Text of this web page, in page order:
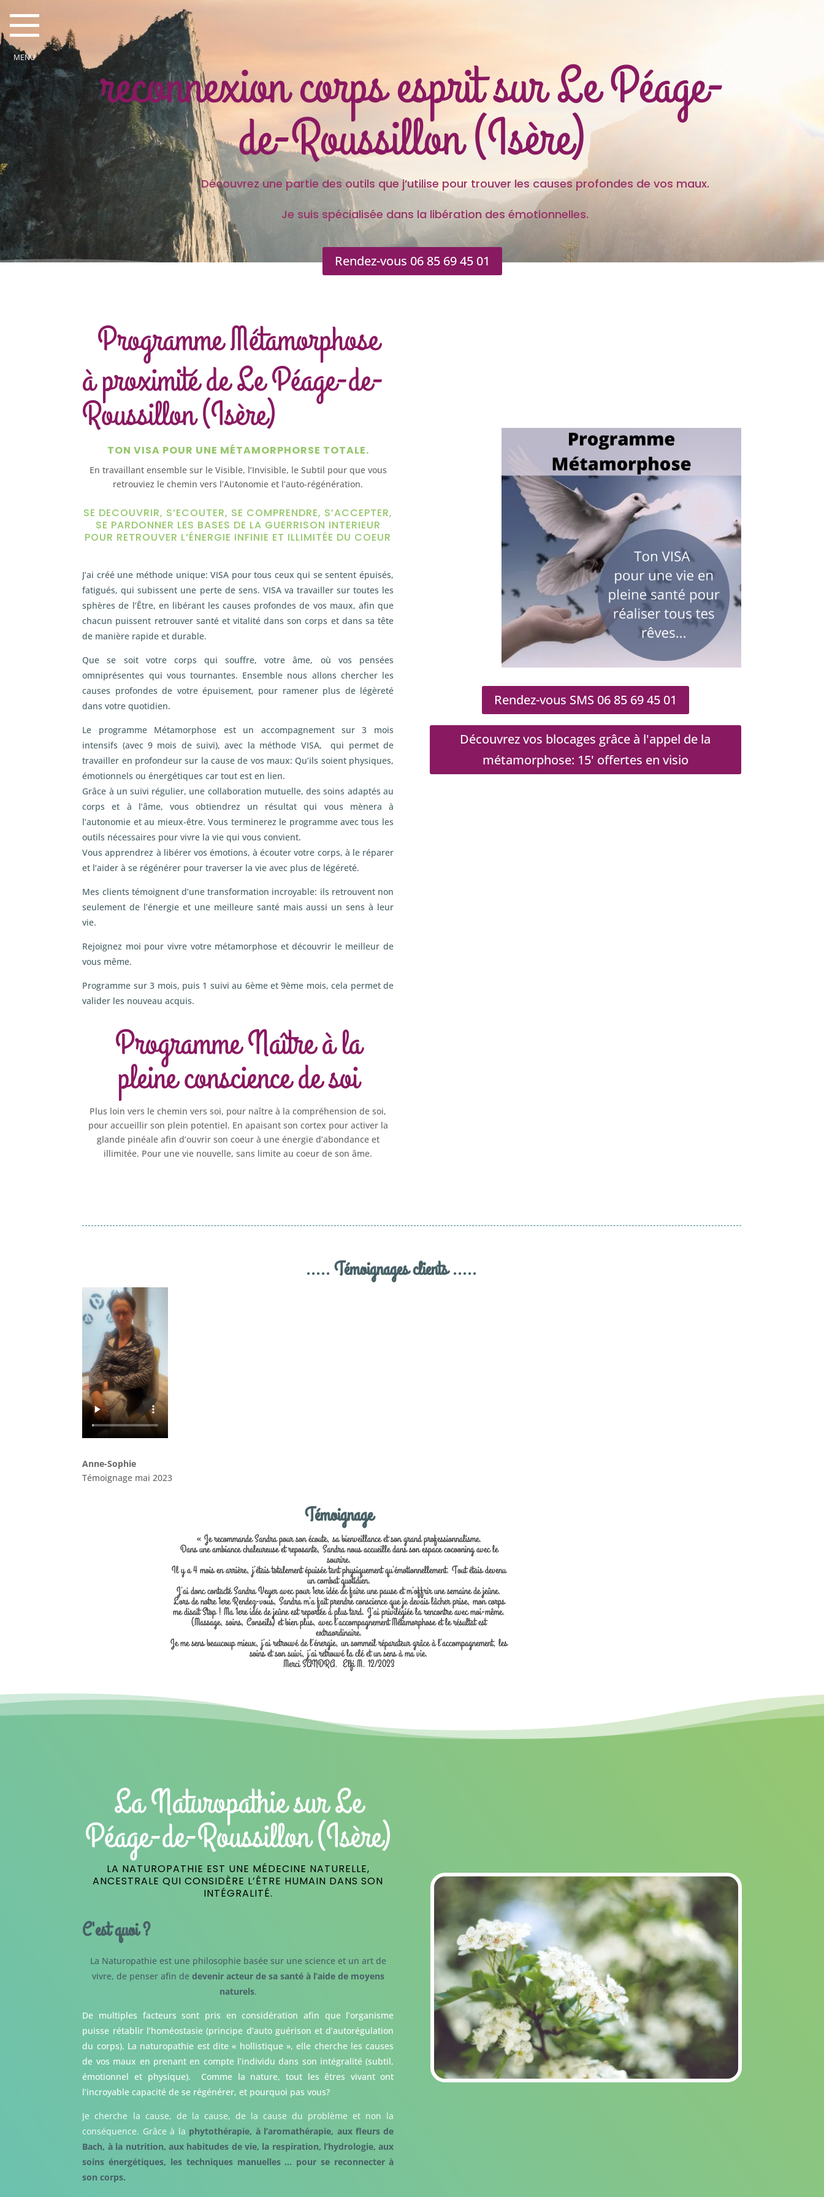
reconnexion corps esprit sur Le Péage-
de-Roussillon (Isère)
Découvrez une partie des outils que j’utilise pour trouver les causes profondes de vos maux.
Je suis spécialisée dans la libération des émotionnelles.
Rendez-vous 06 85 69 45 01
Programme Métamorphose
à proximité de Le Péage-de-
Roussillon (Isère)
TON VISA POUR UNE MÉTAMORPHORSE TOTALE.
En travaillant ensemble sur le Visible, l’Invisible, le Subtil pour que vous
retrouviez le chemin vers l’Autonomie et l’auto-régénération.
SE DECOUVRIR, S’ECOUTER, SE COMPRENDRE, S’ACCEPTER,
SE PARDONNER LES BASES DE LA GUERRISON INTERIEUR
POUR RETROUVER L’ÉNERGIE INFINIE ET ILLIMITÉE DU COEUR
J’ai créé une méthode unique: VISA pour tous ceux qui se sentent épuisés,
fatigués, qui subissent une perte de sens. VISA va travailler sur toutes les
sphères de l’Être, en libérant les causes profondes de vos maux, afin que
chacun puissent retrouver santé et vitalité dans son corps et dans sa tête
de manière rapide et durable.
Que se soit votre corps qui souffre, votre âme, où vos pensées
omniprésentes qui vous tournantes. Ensemble nous allons chercher les
causes profondes de votre épuisement, pour ramener plus de légèreté
dans votre quotidien.
Le programme Métamorphose est un accompagnement sur 3 mois
intensifs (avec 9 mois de suivi), avec la méthode VISA, qui permet de
travailler en profondeur sur la cause de vos maux: Qu’ils soient physiques,
émotionnels ou énergétiques car tout est en lien.
Grâce à un suivi régulier, une collaboration mutuelle, des soins adaptés au
corps et à l’âme, vous obtiendrez un résultat qui vous mènera à
l’autonomie et au mieux-être. Vous terminerez le programme avec tous les
outils nécessaires pour vivre la vie qui vous convient.
Vous apprendrez à libérer vos émotions, à écouter votre corps, à le réparer
et l’aider à se régénérer pour traverser la vie avec plus de légéreté.
Mes clients témoignent d’une transformation incroyable: ils retrouvent non
seulement de l’énergie et une meilleure santé mais aussi un sens à leur
vie.
Rejoignez moi pour vivre votre métamorphose et découvrir le meilleur de
vous même.
Programme sur 3 mois, puis 1 suivi au 6ème et 9ème mois, cela permet de
valider les nouveau acquis.
Programme Naître à la
pleine conscience de soi
Plus loin vers le chemin vers soi, pour naître à la compréhension de soi,
pour accueillir son plein potentiel. En apaisant son cortex pour activer la
glande pinéale afin d’ouvrir son coeur à une énergie d’abondance et
illimitée. Pour une vie nouvelle, sans limite au coeur de son âme.
Rendez-vous SMS 06 85 69 45 01
Découvrez vos blocages grâce à l'appel de la
métamorphose: 15' offertes en visio
..... Témoignages clients .....
Anne-Sophie
Témoignage mai 2023
Témoignage
« Je recommande Sandra pour son écoute, sa bienveillance et son grand professionnalisme.
Dans une ambiance chaleureuse et reposante, Sandra nous accueille dans son espace cocooning avec le
sourire.
Il y a 4 mois en arrière, j’étais totalement épuisée tant physiquement qu’émotionnellement. Tout étais devenu
un combat quotidien.
J’ai donc contacté Sandra Veyer avec pour 1ere idée de faire une pause et m’offrir une semaine de jeûne.
Lors de notre 1ere Rendez-vous, Sandra m’a fait prendre conscience que je devais lâcher prise, mon corps
me disait Stop ! Ma 1ere idée de jeûne est reportée à plus tard. J’ai privilégiée la rencontre avec moi-même.
(Massage, soins, Conseils) et bien plus, avec l’accompagnement Métamorphose et le résultat est
extraordinaire.
Je me sens beaucoup mieux, j’ai retrouvé de l’énergie, un sommeil réparateur grâce à l’accompagnement, les
soins et son suivi, j’ai retrouvé la clé et un sens à ma vie.
Merci SANDRA. Elfi M. 12/2023
La Naturopathie sur Le
Péage-de-Roussillon (Isère)
LA NATUROPATHIE EST UNE MÉDECINE NATURELLE,
ANCESTRALE QUI CONSIDÈRE L’ÊTRE HUMAIN DANS SON
INTÉGRALITÉ.
C'est quoi ?
La Naturopathie est une philosophie basée sur une science et un art de
vivre, de penser afin de devenir acteur de sa santé à l’aide de moyens
naturels.
De multiples facteurs sont pris en considération afin que l’organisme
puisse rétablir l’homéostasie (principe d’auto guérison et d’autorégulation
du corps). La naturopathie est dite « hollistique », elle cherche les causes
de vos maux en prenant en compte l’individu dans son intégralité (subtil,
émotionnel et physique). Comme la nature, tout les êtres vivant ont
l’incroyable capacité de se régénérer, et pourquoi pas vous?
Je cherche la cause, de la cause, de la cause du problème et non la
conséquence. Grâce à la phytothérapie, à l’aromathérapie, aux fleurs de
Bach, à la nutrition, aux habitudes de vie, la respiration, l’hydrologie, aux
soins énergétiques, les techniques manuelles … pour se reconnecter à
son corps.